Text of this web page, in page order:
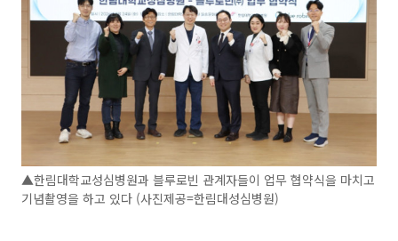
▲한림대학교성심병원과 블루로빈 관계자들이 업무 협약식을 마치고
기념촬영을 하고 있다 (사진제공=한림대성심병원)